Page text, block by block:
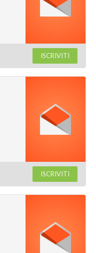
ISCRIVITI
ISCRIVITI